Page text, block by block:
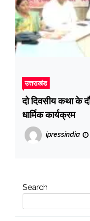
उत्तराखंड
दो दिवसीय कथा के
धार्मिक कार्यक्रम
ipressindia
Search